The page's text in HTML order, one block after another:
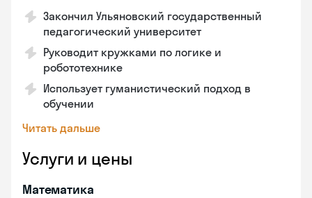
Закончил Ульяновский государственный
педагогический университет
Руководит кружками по логике и
робототехнике
Использует гуманистический подход в
обучении
Читать дальше
Услуги и цены
Математика